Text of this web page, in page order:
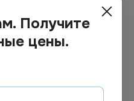
Под заказ
Получите
цены.